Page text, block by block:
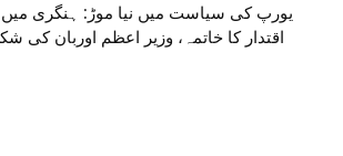
اقتدار کا خاتمہ، وزیر اعظم اوربان